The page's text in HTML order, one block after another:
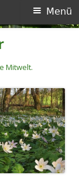
Mitwelt.
Menü